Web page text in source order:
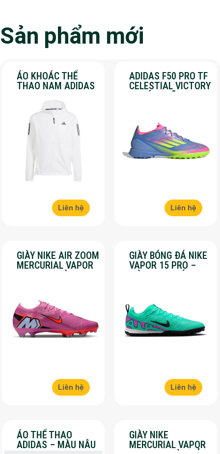
Sản phẩm mới
ÁO KHOÁC THỂ
THAO NAM ADIDAS
MÀU TRẮNG
Liên hệ
ADIDAS F50 PRO TF
CELESTIAL VICTORY
– CHÍNH HÃNG –
Liên hệ
GIÀY NIKE AIR ZOOM
MERCURIAL VAPOR
16 PRO – MÀU
Liên hệ
GIÀY BÓNG ĐÁ NIKE
VAPOR 15 PRO –
MÀU XANH LÁ –
Liên hệ
ÁO THỂ THAO
ADIDAS – MÀU NÂU
GIÀY NIKE
MERCURIAL VAPOR